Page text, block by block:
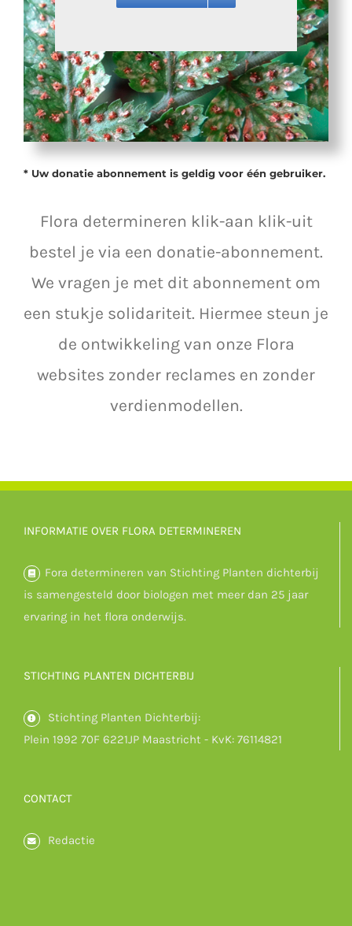
* Uw donatie abonnement is geldig voor één gebruiker.
Flora determineren klik-aan klik-uit
bestel je via een donatie-abonnement.
We vragen je met dit abonnement om
een stukje solidariteit. Hiermee steun je
de ontwikkeling van onze Flora
websites zonder reclames en zonder
verdienmodellen.
INFORMATIE OVER FLORA DETERMINEREN
Fora determineren van Stichting Planten dichterbij
is samengesteld door biologen met meer dan 25 jaar
ervaring in het flora onderwijs.
STICHTING PLANTEN DICHTERBIJ
Stichting Planten Dichterbij:
Plein 1992 70F 6221JP Maastricht - KvK: 76114821
CONTACT
Redactie